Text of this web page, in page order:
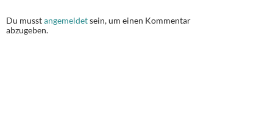
Du musstangemeldetsein, um einen Kommentar
abzugeben.